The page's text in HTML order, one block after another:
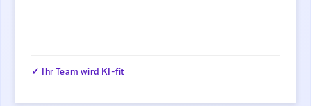
✓ Ihr Team wird KI-fit